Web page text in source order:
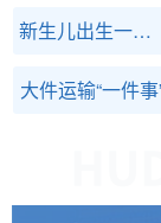
新生儿出生一件事
大件运输“一件事